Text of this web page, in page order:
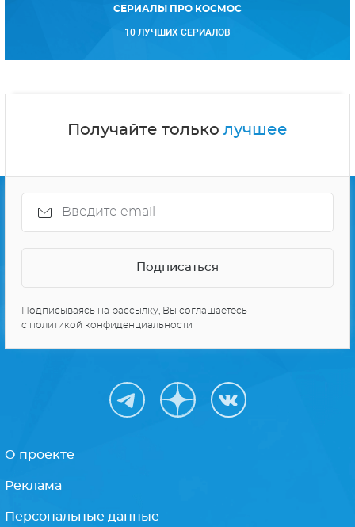
СЕРИАЛЫ ПРО КОСМОС
10 ЛУЧШИХ СЕРИАЛОВ
Получайте только лучшее
Подписываясь на рассылку, Вы соглашаетесь
с политикой конфиденциальности
О проекте
Реклама
Персональные данные